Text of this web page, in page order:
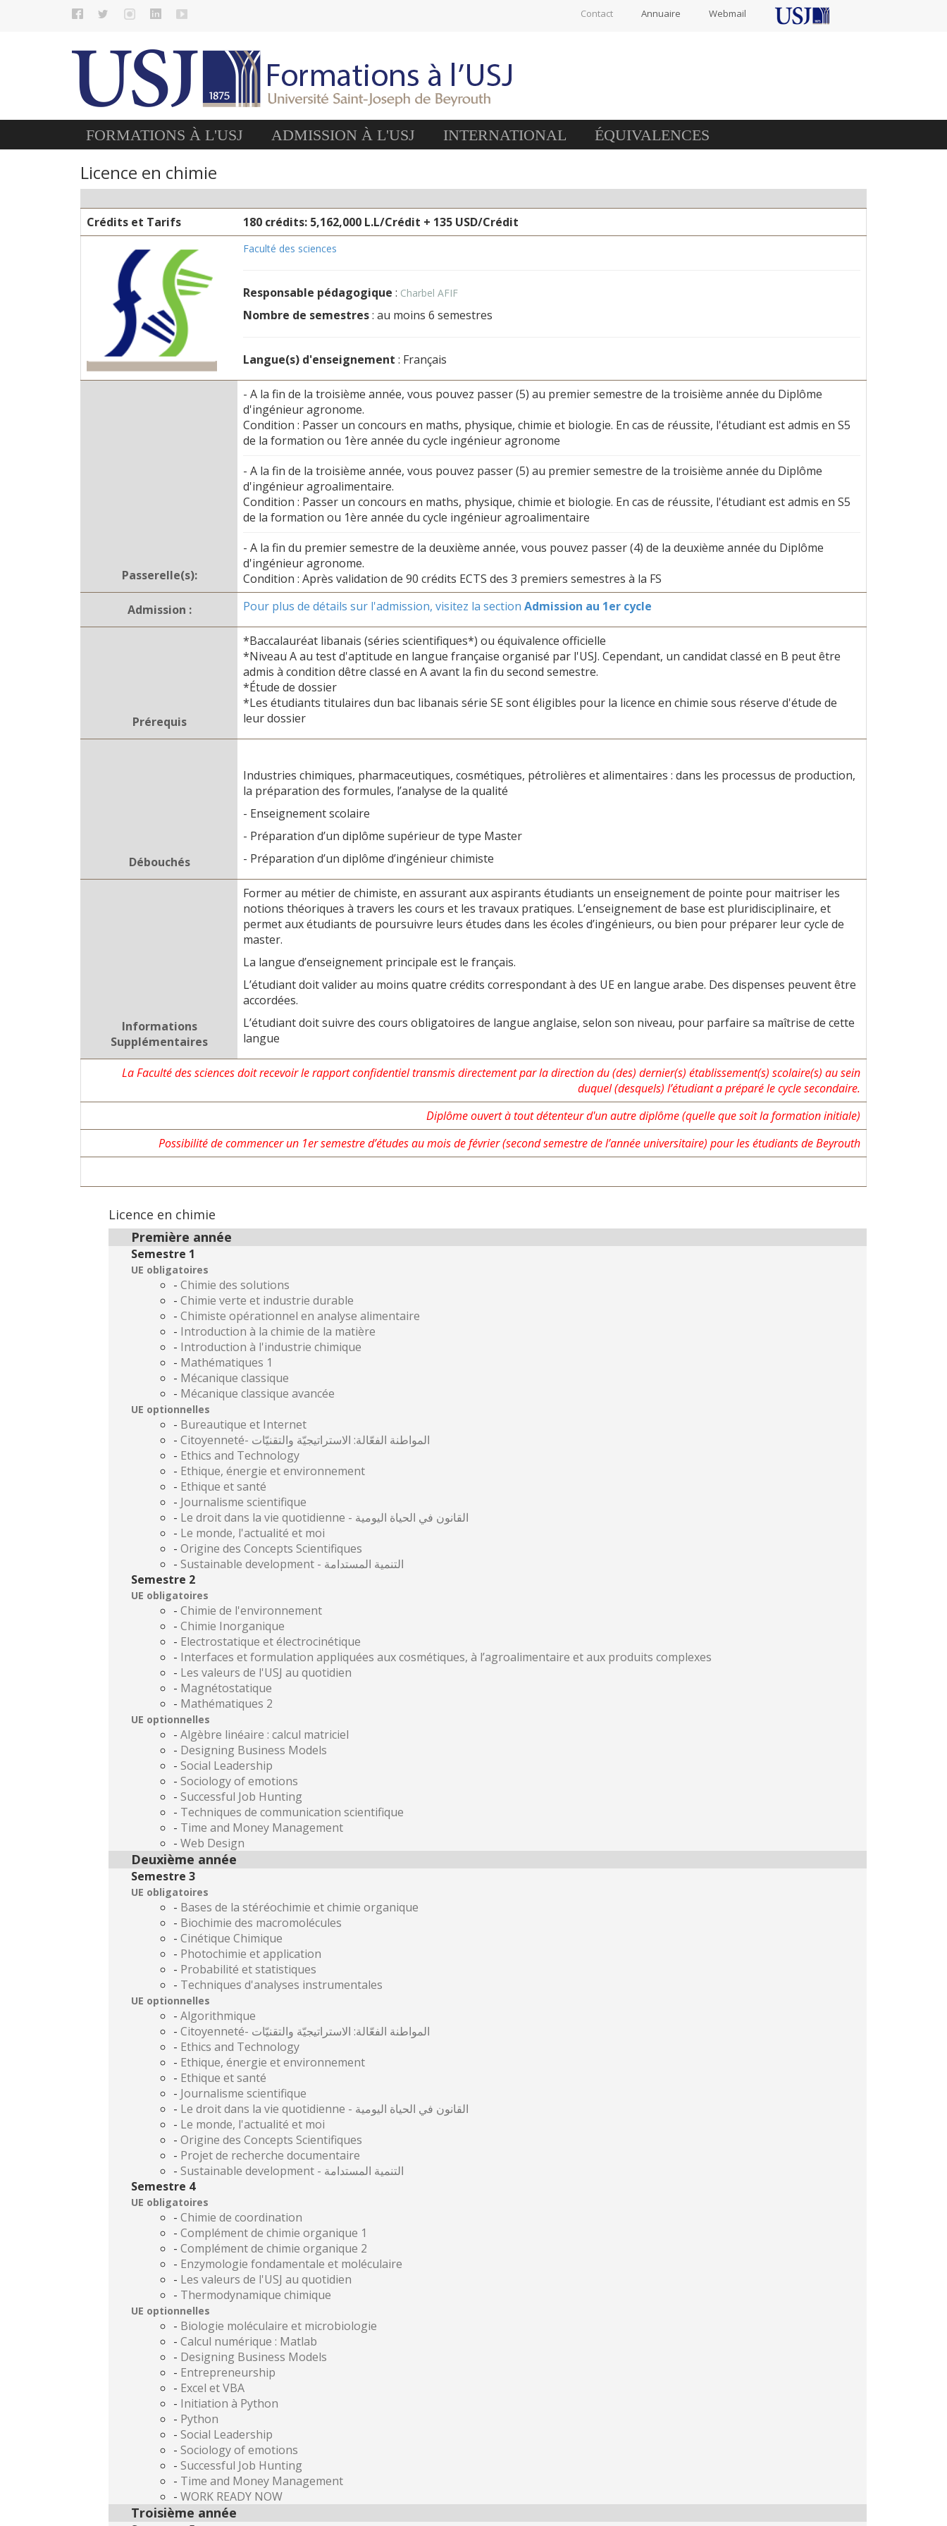
Contact Annuaire Webmail
FORMATIONS À L'USJ ADMISSION À L'USJ INTERNATIONAL ÉQUIVALENCES
Licence en chimie
Crédits et Tarifs 180 crédits: 5,162,000 L.L/Crédit + 135 USD/Crédit
Faculté des sciences
Responsable pédagogique : Charbel AFIF
Nombre de semestres: au moins 6 semestres
Langue(s) d'enseignement : Français
Passerelle(s):
- A la fin de la troisième année, vous pouvez passer (5) au premier semestre de la troisième année du Diplôme
d'ingénieur agronome.
Condition : Passer un concours en maths, physique, chimie et biologie. En cas de réussite, l'étudiant est admis en S5
de la formation ou 1ère année du cycle ingénieur agronome
- A la fin de la troisième année, vous pouvez passer (5) au premier semestre de la troisième année du Diplôme
d'ingénieur agroalimentaire.
Condition : Passer un concours en maths, physique, chimie et biologie. En cas de réussite, l'étudiant est admis en S5
de la formation ou 1ère année du cycle ingénieur agroalimentaire
- A la fin du premier semestre de la deuxième année, vous pouvez passer (4) de la deuxième année du Diplôme
d'ingénieur agronome.
Condition : Après validation de 90 crédits ECTS des 3 premiers semestres à la FS
Admission :
Pour plus de détails sur l'admission, visitez la section Admission au 1er cycle
Prérequis
*Baccalauréat libanais (séries scientifiques*) ou équivalence officielle
*Niveau A au test d'aptitude en langue française organisé par l'USJ. Cependant, un candidat classé en B peut être
admis à condition dêtre classé en A avant la fin du second semestre.
*Étude de dossier
*Les étudiants titulaires dun bac libanais série SE sont éligibles pour la licence en chimie sous réserve d'étude de
leur dossier
Débouchés
Industries chimiques, pharmaceutiques, cosmétiques, pétrolières et alimentaires : dans les processus de production,
la préparation des formules, l’analyse de la qualité
- Enseignement scolaire
- Préparation d’un diplôme supérieur de type Master
- Préparation d’un diplôme d’ingénieur chimiste
Informations
Supplémentaires
Former au métier de chimiste, en assurant aux aspirants étudiants un enseignement de pointe pour maitriser les
notions théoriques à travers les cours et les travaux pratiques. L’enseignement de base est pluridisciplinaire, et
permet aux étudiants de poursuivre leurs études dans les écoles d’ingénieurs, ou bien pour préparer leur cycle de
master.
La langue d’enseignement principale est le français.
L’étudiant doit valider au moins quatre crédits correspondant à des UE en langue arabe. Des dispenses peuvent être
accordées.
L’étudiant doit suivre des cours obligatoires de langue anglaise, selon son niveau, pour parfaire sa maîtrise de cette
langue
La Faculté des sciences doit recevoir le rapport confidentiel transmis directement par la direction du (des) dernier(s) établissement(s) scolaire(s) au sein
duquel (desquels) l’étudiant a préparé le cycle secondaire.
Diplôme ouvert à tout détenteur d'un autre diplôme (quelle que soit la formation initiale)
Possibilité de commencer un 1er semestre d’études au mois de février (second semestre de l’année universitaire) pour les étudiants de Beyrouth
Licence en chimie
Première année
Semestre 1
UE obligatoires
- Chimie des solutions
- Chimie verte et industrie durable
- Chimiste opérationnel en analyse alimentaire
- Introduction à la chimie de la matière
- Introduction à l'industrie chimique
- Mathématiques 1
- Mécanique classique
- Mécanique classique avancée
UE optionnelles
- Bureautique et Internet
-
Citoyenneté- المواطنة الفعّالة: الاستراتيجيّة والتقنيّات
- Ethics and Technology
- Ethique, énergie et environnement
- Ethique et santé
- Journalisme scientifique
-
Le droit dans la vie quotidienne - القانون في الحياة اليومية
- Le monde, l'actualité et moi
- Origine des Concepts Scientifiques
-
Sustainable development - التنمية المستدامة
Semestre 2
UE obligatoires
- Chimie de l'environnement
- Chimie Inorganique
- Electrostatique et électrocinétique
- Interfaces et formulation appliquées aux cosmétiques, à l’agroalimentaire et aux produits complexes
- Les valeurs de l'USJ au quotidien
- Magnétostatique
- Mathématiques 2
UE optionnelles
- Algèbre linéaire : calcul matriciel
- Designing Business Models
- Social Leadership
- Sociology of emotions
- Successful Job Hunting
- Techniques de communication scientifique
- Time and Money Management
- Web Design
Deuxième année
Semestre 3
UE obligatoires
- Bases de la stéréochimie et chimie organique
- Biochimie des macromolécules
- Cinétique Chimique
- Photochimie et application
- Probabilité et statistiques
- Techniques d'analyses instrumentales
UE optionnelles
- Algorithmique
-
Citoyenneté- المواطنة الفعّالة: الاستراتيجيّة والتقنيّات
- Ethics and Technology
- Ethique, énergie et environnement
- Ethique et santé
- Journalisme scientifique
-
Le droit dans la vie quotidienne - القانون في الحياة اليومية
- Le monde, l'actualité et moi
- Origine des Concepts Scientifiques
- Projet de recherche documentaire
-
Sustainable development - التنمية المستدامة
Semestre 4
UE obligatoires
- Chimie de coordination
- Complément de chimie organique 1
- Complément de chimie organique 2
- Enzymologie fondamentale et moléculaire
- Les valeurs de l'USJ au quotidien
- Thermodynamique chimique
UE optionnelles
- Biologie moléculaire et microbiologie
- Calcul numérique : Matlab
- Designing Business Models
- Entrepreneurship
- Excel et VBA
- Initiation à Python
- Python
- Social Leadership
- Sociology of emotions
- Successful Job Hunting
- Time and Money Management
- WORK READY NOW
Troisième année